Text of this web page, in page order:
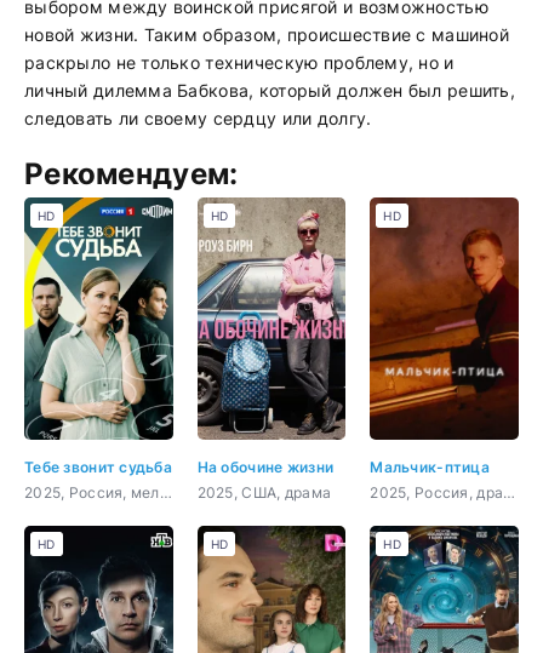
выбором между воинской присягой и возможностью
новой жизни. Таким образом, происшествие с машиной
раскрыло не только техническую проблему, но и
личный дилемма Бабкова, который должен был решить,
следовать ли своему сердцу или долгу.
Рекомендуем:
Тебе звонит судьба
2025, Россия, мелодрама
HD
На обочине жизни
2025, США, драма
HD
Мальчик-птица
2025, Россия, драма
HD
HD HD HD